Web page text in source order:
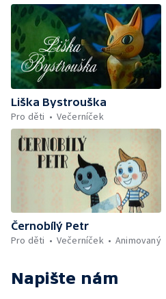
Liška Bystrouška
Pro děti
Večerníček
Černobílý Petr
Pro děti
Večerníček Animovaný
Napište nám